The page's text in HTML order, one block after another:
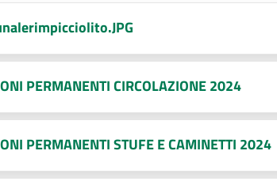
PERMANENTI CIRCOLAZIONE 2024
PERMANENTI STUFE E CAMINETTI 2024